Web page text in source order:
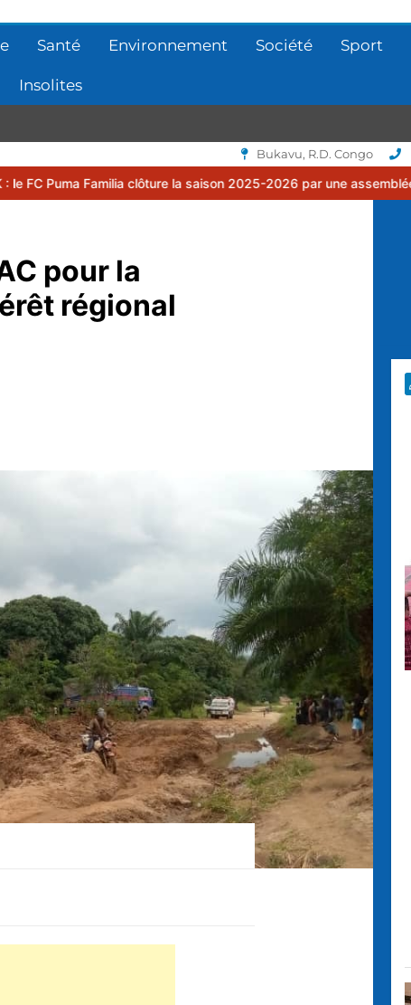
Santé Environnement Société Sport
Insolites
Bukavu, R.D. Congo
clôture la saison 2025-2026 par une assemblée générale ordinaire.
pour la
régional